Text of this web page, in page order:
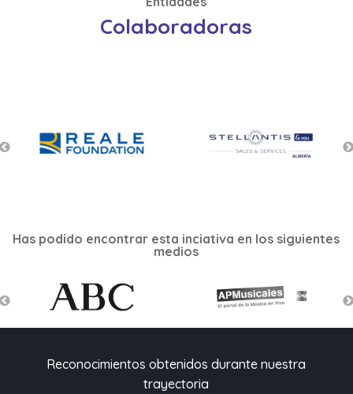
Colaboradoras
Has podido encontrar esta inciativa en los siguientes
medios
Reconocimientos obtenidos durante nuestra
trayectoria